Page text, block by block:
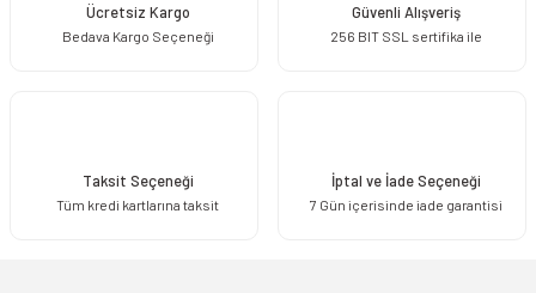
Ücretsiz Kargo
Bedava Kargo Seçeneği
Güvenli Alışveriş
256 BIT SSL sertifika ile
Taksit Seçeneği
Tüm kredi kartlarına taksit
İptal ve İade Seçeneği
7 Gün içerisinde iade garantisi